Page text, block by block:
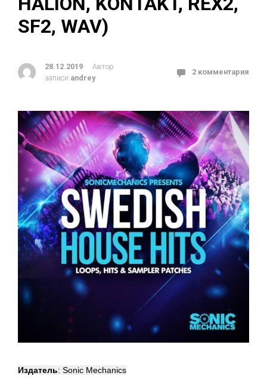
SF2, WAV)
28.12.2019
Автор
записи andrey
2 комментария
Издатель: Sonic Mechanics